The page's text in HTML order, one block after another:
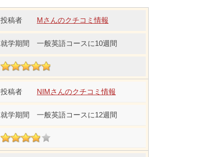
Mさんのクチコミ情報
一般英語コースに10週間
NIMさんのクチコミ情報
一般英語コースに12週間